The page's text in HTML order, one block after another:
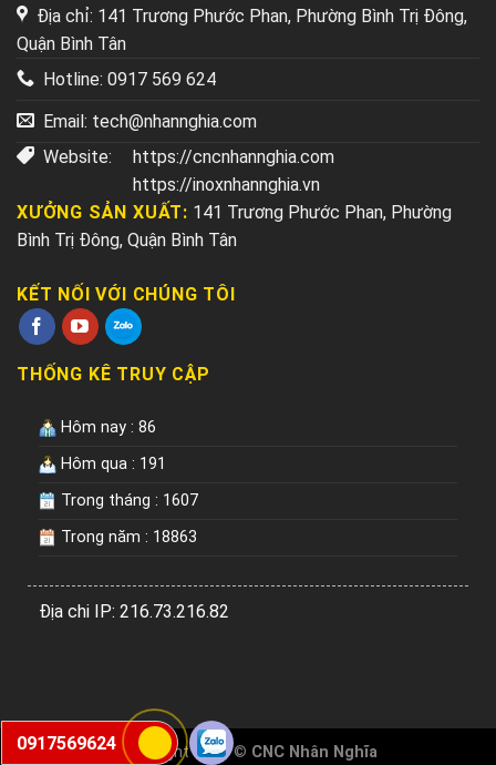
0917569624
Địa chỉ: 141 Trương Phước Phan, Phường Bình Trị Đông,
Quận Bình Tân
Hotline: 0917 569 624
Email: tech@nhannghia.com
Website:
https://cncnhannghia.com
https://inoxnhannghia.vn
XƯỞNG SẢN XUẤT: 141 Trương Phước Phan, Phường
Bình Trị Đông, Quận Bình Tân
KẾT NỐI VỚI CHÚNG TÔI
THỐNG KÊ TRUY CẬP
Hôm nay : 86
Hôm qua : 191
Trong tháng : 1607
Trong năm : 18863
Địa chi IP: 216.73.216.82
Copyright 2026 © CNC Nhân Nghĩa